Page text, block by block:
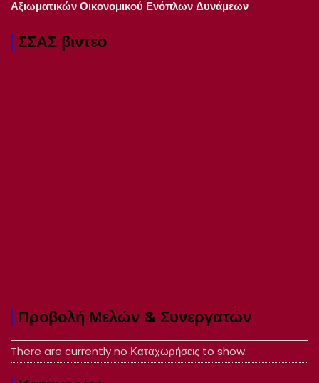
Αξιωματικών Οικονομικού Ενόπλων Δυνάμεων
ΣΣΑΣ βιντεο
Προβολή Μελών & Συνεργατών
There are currently no Καταχωρήσεις to show.